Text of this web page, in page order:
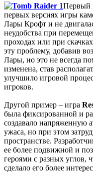
Boycenunse:Добавьте
Most Wanted, которая
Mifman: Добро
Делитесь играми с
В этом чате Вы можете
комментарии к играм.
Первый
первых версиях игры
Лары Крофт и не
неудобства при
проходах или при
эту проблему, добавив
Лары, но это не всегда
изменена, став
улучшило игровой
игроков.
Другой пример – игра
была фиксированной и
создавало напряженную
ужаса, но при этом
пространстве.
ее более подвижной и
героями с разных углов,
сделало его более